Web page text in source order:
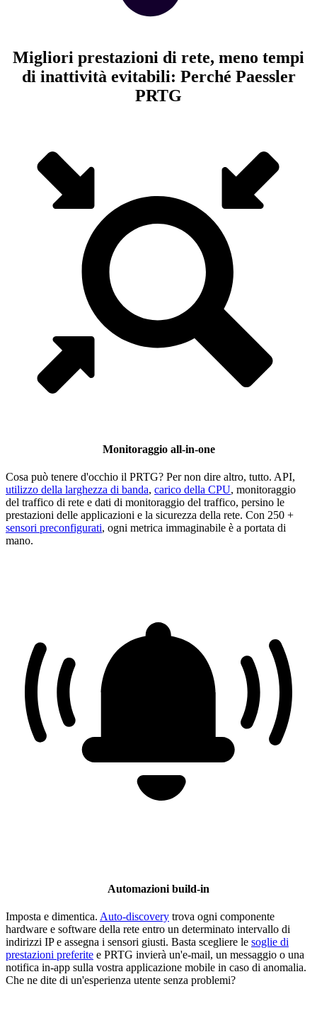
Migliori prestazioni di rete, meno tempi
di inattività evitabili: Perché Paessler
PRTG
Monitoraggio all-in-one
Cosa può tenere d'occhio il PRTG? Per non dire altro, tutto. API,
utilizzo della larghezza di banda, carico della CPU, monitoraggio
del traffico di rete e dati di monitoraggio del traffico, persino le
prestazioni delle applicazioni e la sicurezza della rete. Con 250 +
sensori preconfigurati, ogni metrica immaginabile è a portata di
mano.
Automazioni build-in
Imposta e dimentica. Auto-discovery trova ogni componente
hardware e software della rete entro un determinato intervallo di
indirizzi IP e assegna i sensori giusti. Basta scegliere le soglie di
prestazioni preferite e PRTG invierà un'e-mail, un messaggio o una
notifica in-app sulla vostra applicazione mobile in caso di anomalia.
Che ne dite di un'esperienza utente senza problemi?